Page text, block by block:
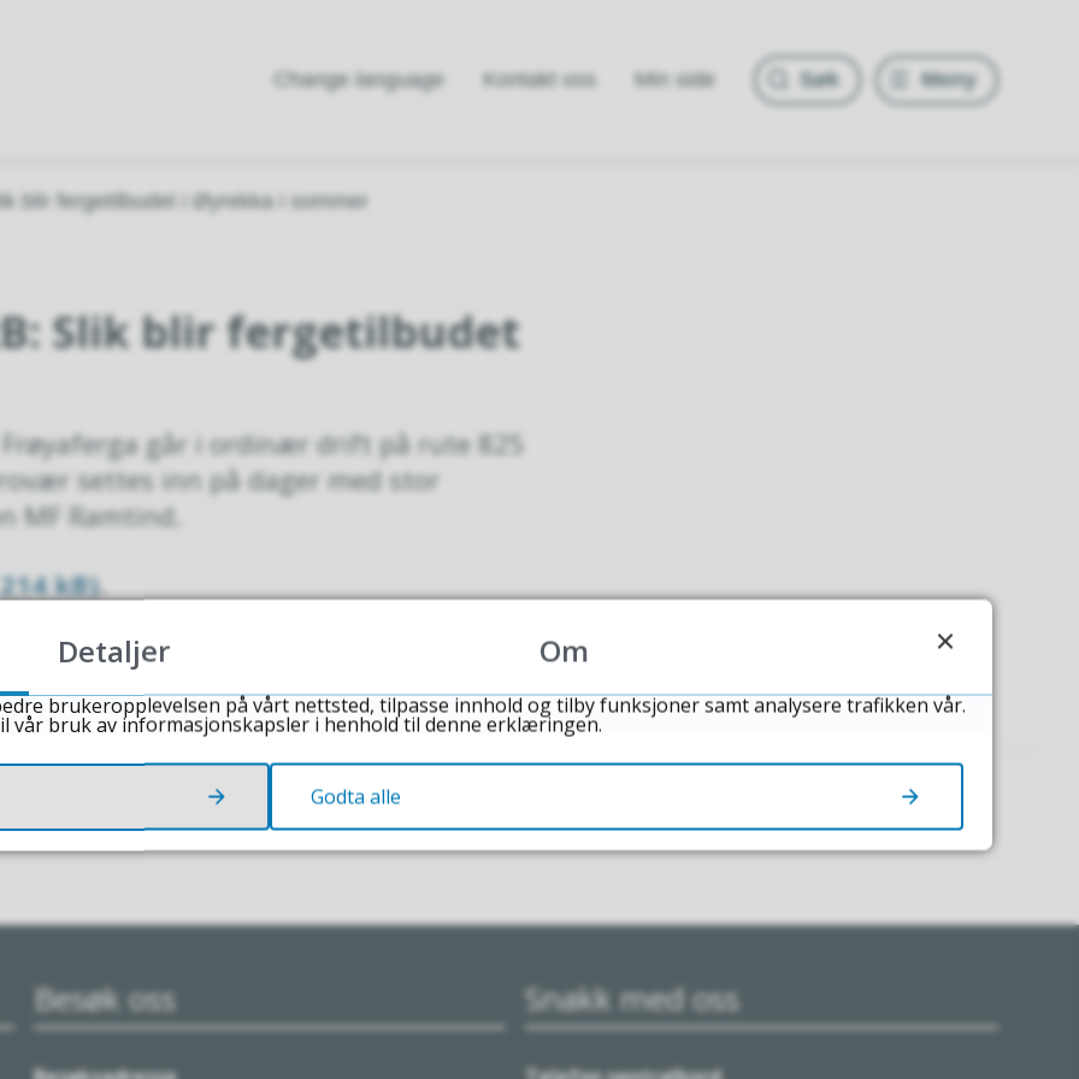
Change language Kontakt oss Min side Søk Meny
blir fergetilbudet i Øyrekka i sommer
Slik blir fergetilbudet
går i ordinær drift på rute 825
settes inn på dager med stor
MF Ramtind.
kB).
Besøk oss Snakk med oss
Detaljer Om
brukeropplevelsen på vårt nettsted, tilpasse innhold og tilby funksjoner samt analysere trafikken vår.
vår bruk av informasjonskapsler i henhold til denne erklæringen.
Godta alle